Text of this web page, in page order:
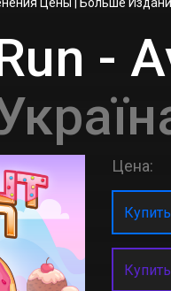
-
Цена: